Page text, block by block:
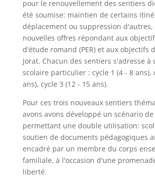
pour le renouvellement des sentiers
été soumise: maintien de certains
déplacement ou suppression d'autres,
nouvelles offres répondant aux
d'étude romand (PER) et aux objectifs
Jorat. Chacun des sentiers s'adresse à
scolaire particulier : cycle 1 (4 - 8 ans),
ans), cycle 3 (12 - 15 ans).
Pour ces trois nouveaux sentiers
avons avons développé un scénario
permettant une double utilisation:
soutien de documents pédagogiques
encadré par un membre du corps
familiale, à l'occasion d'une
liberté.